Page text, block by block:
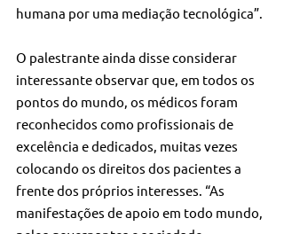
humana por uma mediação tecnológica”.
O palestrante ainda disse considerar
interessante observar que, em todos os
pontos do mundo, os médicos foram
reconhecidos como profissionais de
excelência e dedicados, muitas vezes
colocando os direitos dos pacientes a
frente dos próprios interesses. “As
manifestações de apoio em todo mundo,